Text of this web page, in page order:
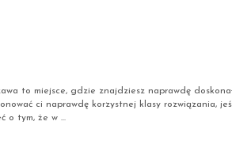
to miejsce, gdzie znajdziesz naprawdę
ci naprawdę korzystnej klasy rozwiązania,
o tym, że w ...